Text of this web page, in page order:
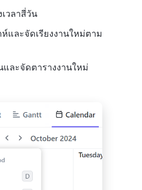
วลาสี่วัน
และจัดเรียงงานใหม่ตาม
และจัดตารางงานใหม่